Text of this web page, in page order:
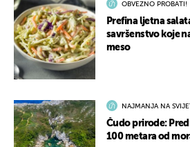
OBVEZNO PROBATI!
Prefina ljetna
savršenstvo koje
meso
NAJMANJA NA
Čudo prirode:
100 metara od